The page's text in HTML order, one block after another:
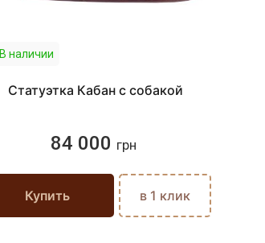
В наличии
Статуэтка Кабан с собакой
84 000 грн
Купить в 1 клик